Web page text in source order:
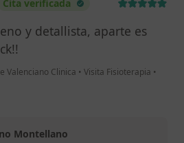
Cita verificada
y detallista, aparte es
Valenciano Clinica • Visita Fisioterapia •
Montellano